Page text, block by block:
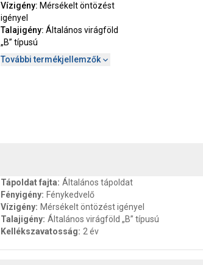
Vízigény: Mérsékelt öntözést
igényel
Talajigény: Általános virágföld
„B” típusú
További termékjellemzők
Tápoldat fajta: Általános tápoldat
Fényigény: Fénykedvelő
Vízigény: Mérsékelt öntözést igényel
Talajigény: Általános virágföld „B” típusú
Kellékszavatosság: 2 év